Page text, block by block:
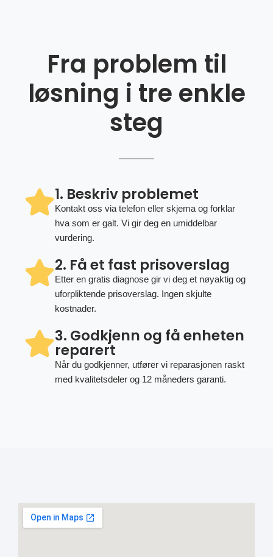
Fra problem til
løsning i tre enkle
steg
1. Beskriv problemet
Kontakt oss via telefon eller skjema og forklar
hva som er galt. Vi gir deg en umiddelbar
vurdering.
2. Få et fast prisoverslag
Etter en gratis diagnose gir vi deg et nøyaktig og
uforpliktende prisoverslag. Ingen skjulte
kostnader.
3. Godkjenn og få enheten
reparert
Når du godkjenner, utfører vi reparasjonen raskt
med kvalitetsdeler og 12 måneders garanti.